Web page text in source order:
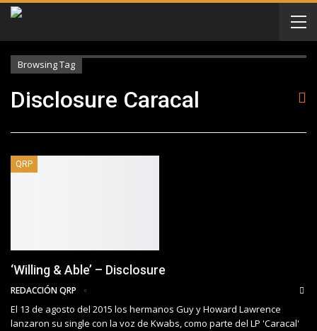
Browsing Tag
Disclosure Caracal
QRP
‘Willing & Able’ – Disclosure
REDACCIÓN QRP
El 13 de agosto del 2015 los hermanos Guy y Howard Lawrence
lanzaron su single con la voz de Kwabs, como parte del LP 'Caracal'